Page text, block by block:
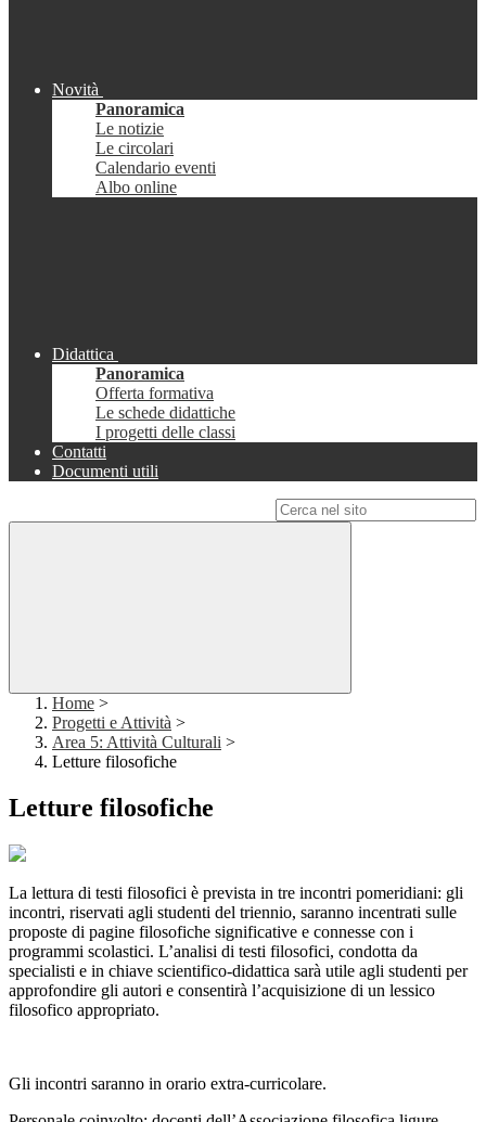
Novità
Panoramica
Le notizie
Le circolari
Calendario eventi
Albo online
Didattica
Panoramica
Offerta formativa
Le schede didattiche
I progetti delle classi
Contatti
Documenti utili
Home >
Progetti e Attività >
Area 5: Attività Culturali >
Letture filosofiche
Letture filosofiche
La lettura di testi filosofici è prevista in tre incontri pomeridiani: gli
incontri, riservati agli studenti del triennio, saranno incentrati sulle
proposte di pagine filosofiche significative e connesse con i
programmi scolastici. L’analisi di testi filosofici, condotta da
specialisti e in chiave scientifico-didattica sarà utile agli studenti per
approfondire gli autori e consentirà l’acquisizione di un lessico
filosofico appropriato.
Gli incontri saranno in orario extra-curricolare.